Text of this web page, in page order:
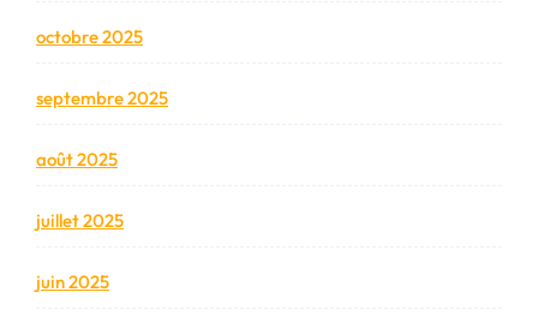
octobre 2025
septembre 2025
août 2025
juillet 2025
juin 2025